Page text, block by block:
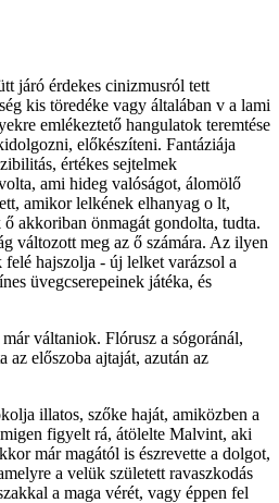
járó érdekes cinizmusról tett
kis töredéke vagy általában v a lami
emlékeztető hangulatok teremtése
előkészíteni. Fantáziája
értékes sejtelmek
ami hideg valóságot, álomölő
amikor lelkének elhanyag o lt,
akkoriban önmagát gondolta, tudta.
változott meg az ő számára. Az ilyen
hajszolja - új lelket varázsol a
üvegcserepeinek játéka, és
váltaniok. Flórusz a sógoránál,
előszoba ajtaját, azután az
illatos, szőke haját, amiközben a
figyelt rá, átölelte Malvint, aki
már magától is észrevette a dolgot,
a velük született ravaszkodás
a maga vérét, vagy éppen fel